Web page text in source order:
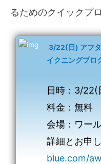
るためのクイックプ
3/22(日) アフ
イクニングプロ
日時：3/22(
料金：無料
会場：ワー
詳細とお申
blue.com/